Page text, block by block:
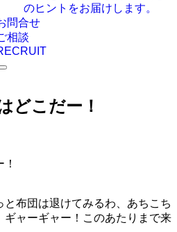
のヒントをお届けします。
問合せ
相談
どこだー！
と布団は退けてみるわ、あちこち
ギャーギャー！このあたりまで来